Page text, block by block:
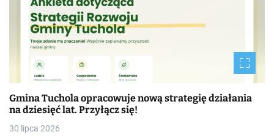
Gmina Tuchola opracowuje nową strategię działania
na dziesięć lat. Przyłącz się!
30 lipca 2026